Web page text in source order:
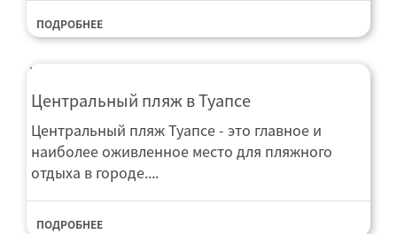
ПОДРОБНЕЕ
Центральный пляж в Туапсе
Центральный пляж Туапсе - это главное и
наиболее оживленное место для пляжного
отдыха в городе....
ПОДРОБНЕЕ